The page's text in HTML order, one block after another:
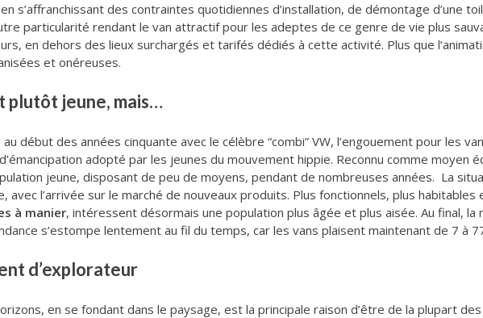
s’affranchissant des contraintes quotidiennes d’installation, de démontage d’une
particularité rendant le van attractif pour les adeptes de ce genre de vie plus
en dehors des lieux surchargés et tarifés dédiés à cette activité. Plus que
et onéreuses.
plutôt jeune, mais…
début des années cinquante avec le célèbre “combi” VW, l’engouement pour les
adopté par les jeunes du mouvement hippie. Reconnu comme moyen
jeune, disposant de peu de moyens, pendant de nombreuses années. La
avec l’arrivée sur le marché de nouveaux produits. Plus fonctionnels, plus habitables
à manier, intéressent désormais une population plus âgée et plus aisée. Au final,
s’estompe lentement au fil du temps, car les vans plaisent maintenant de 7 à
d’explorateur
en se fondant dans le paysage, est la principale raison d’être de la plupart